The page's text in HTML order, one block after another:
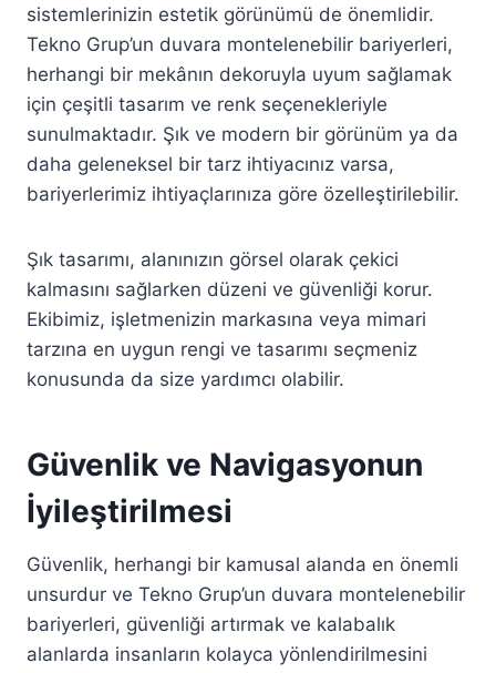
sistemlerinizin estetik görünümü de önemlidir.
Tekno Grup’un duvara montelenebilir bariyerleri,
herhangi bir mekânın dekoruyla uyum sağlamak
için çeşitli tasarım ve renk seçenekleriyle
sunulmaktadır. Şık ve modern bir görünüm ya da
daha geleneksel bir tarz ihtiyacınız varsa,
bariyerlerimiz ihtiyaçlarınıza göre özelleştirilebilir.
Şık tasarımı, alanınızın görsel olarak çekici
kalmasını sağlarken düzeni ve güvenliği korur.
Ekibimiz, işletmenizin markasına veya mimari
tarzına en uygun rengi ve tasarımı seçmeniz
konusunda da size yardımcı olabilir.
Güvenlik ve Navigasyonun
İyileştirilmesi
Güvenlik, herhangi bir kamusal alanda en önemli
unsurdur ve Tekno Grup’un duvara montelenebilir
bariyerleri, güvenliği artırmak ve kalabalık
alanlarda insanların kolayca yönlendirilmesini